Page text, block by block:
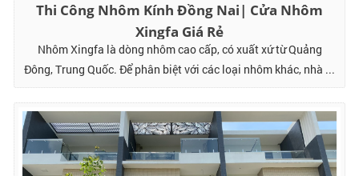
Thi Công Nhôm Kính Đồng Nai| Cửa Nhôm
Xingfa Giá Rẻ
Nhôm Xingfa là dòng nhôm cao cấp, có xuất xứ từ Quảng
Đông, Trung Quốc. Để phân biệt với các loại nhôm khác, nhà ...